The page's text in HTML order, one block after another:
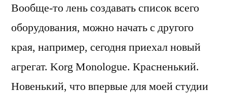
Вообще-то лень создавать список всего
оборудования, можно начать с другого
края, например, сегодня приехал новый
агрегат. Korg Monologue. Красненький.
Новенький, что впервые для моей студии